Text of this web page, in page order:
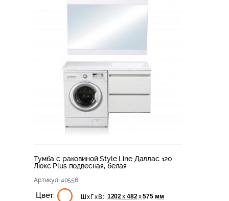
Тумба с раковиной Style Line Даллас 120
Люкс Plus подвесная, белая
Артикул: 40556
Цвет: ШхГхВ: 1202 х 482 х 575 мм